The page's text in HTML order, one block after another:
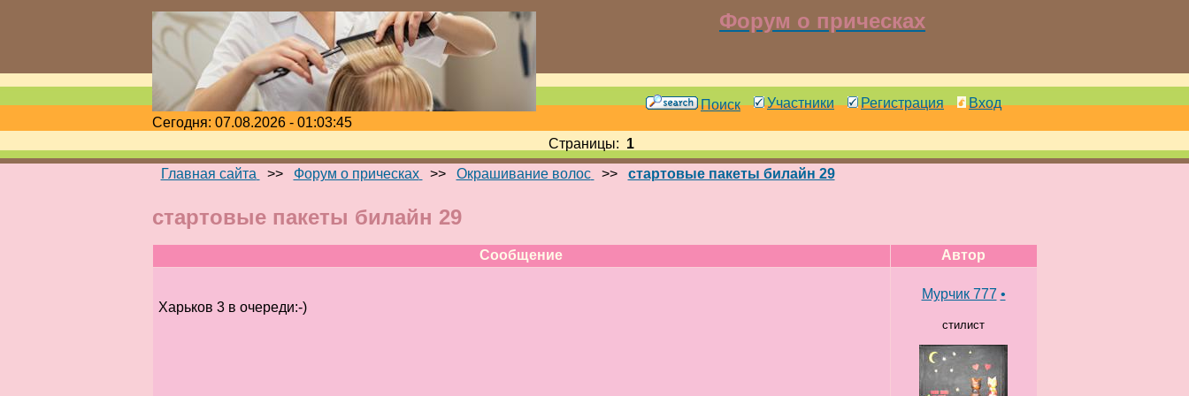
Форум о прическах
Поиск Участники Регистрация
Вход
Сегодня: 07.08.2026 - 01:03:45
Страницы: 1
Главная сайта
>> Форум о прическах >> Окрашивание волос >> стартовые пакеты билайн 29
стартовые пакеты билайн 29
Сообщение Автор
Харьков 3 в очереди:-)
Мурчик 777 •
стилист